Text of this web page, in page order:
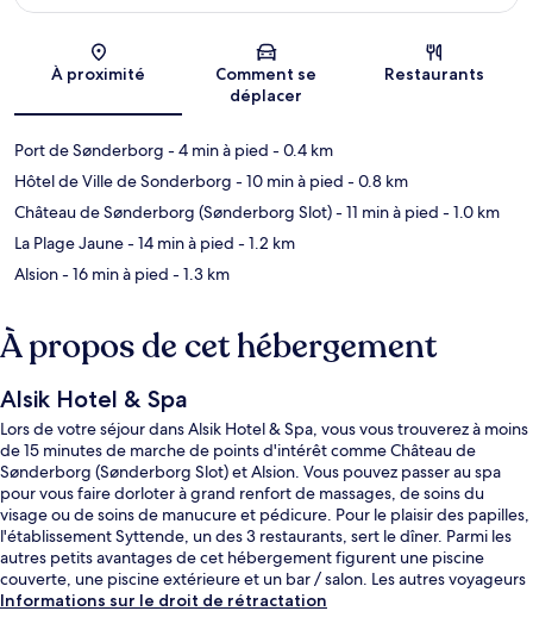
Carte
À proximité
Comment se
déplacer
Restaurants
Port de Sønderborg - 4 min à pied - 0.4 km
Hôtel de Ville de Sonderborg - 10 min à pied - 0.8 km
Château de Sønderborg (Sønderborg Slot)- 11 min à pied - 1.0 km
La Plage Jaune- 14 min à pied - 1.2 km
Alsion- 16 min à pied - 1.3 km
À propos de cet hébergement
Alsik Hotel & Spa
Lors de votre séjour dans Alsik Hotel & Spa, vous vous trouverez à moins
de 15 minutes de marche de points d'intérêt comme Château de
Sønderborg (Sønderborg Slot) et Alsion. Vous pouvez passer au spa
pour vous faire dorloter à grand renfort de massages, de soins du
visage ou de soins de manucure et pédicure. Pour le plaisir des papilles,
l'établissement Syttende, un des 3 restaurants, sert le dîner. Parmi les
autres petits avantages de cet hébergement figurent une piscine
couverte, une piscine extérieure et un bar / salon. Les autres voyageurs
adorent le personnel attentionné.
Informations sur le droit de rétractation